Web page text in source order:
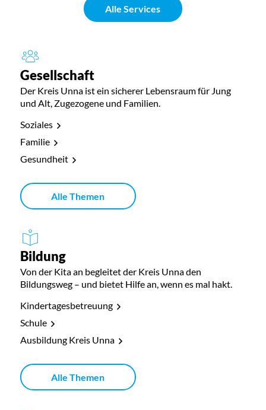
Alle Services
Gesellschaft
Der Kreis Unna ist ein sicherer Lebensraum für Jung
und Alt, Zugezogene und Familien.
Soziales
Familie
Gesundheit
Alle Themen
Bildung
Von der Kita an begleitet der Kreis Unna den
Bildungsweg – und bietet Hilfe an, wenn es mal hakt.
Kindertagesbetreuung
Schule
Ausbildung Kreis Unna
Alle Themen